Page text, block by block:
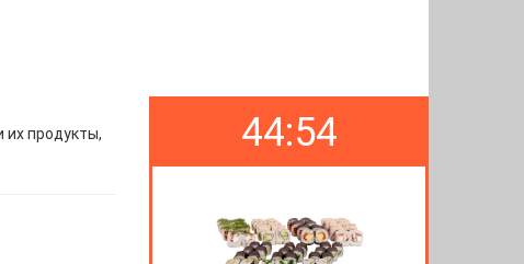
44:53
их продукты,